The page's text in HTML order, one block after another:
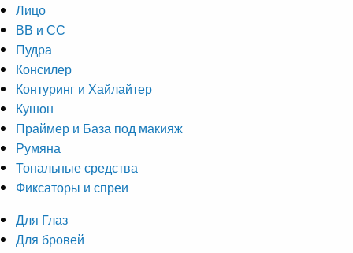
Лицо
ВВ и СС
Пудра
Консилер
Контуринг и Хайлайтер
Кушон
Праймер и База под макияж
Румяна
Тональные средства
Фиксаторы и спреи
Для Глаз
Для бровей